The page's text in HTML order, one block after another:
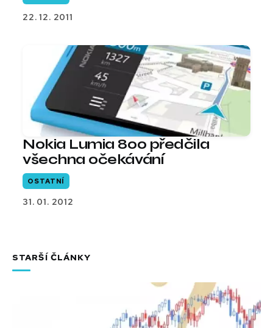
22. 12. 2011
Nokia Lumia 800 předčila
všechna očekávání
OSTATNÍ
31. 01. 2012
STARŠÍ ČLÁNKY